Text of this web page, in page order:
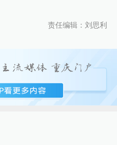
责任编辑：刘思利